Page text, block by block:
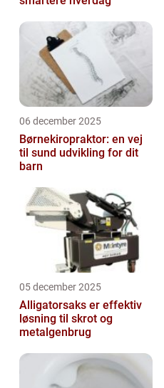
06 december 2025
Børnekiropraktor: en vej
til sund udvikling for dit
barn
05 december 2025
Alligatorsaks er effektiv
løsning til skrot og
metalgenbrug